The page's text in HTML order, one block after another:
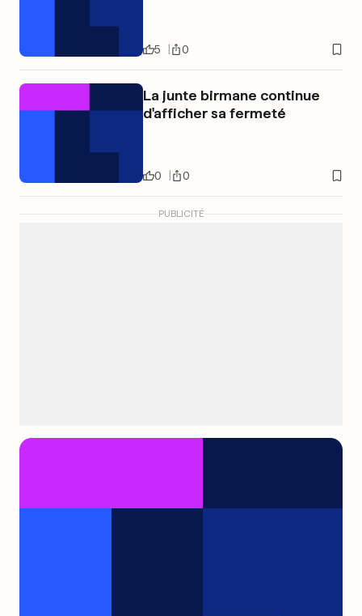
5 0
La junte birmane continue
d'afficher sa fermeté
0 0
PUBLICITÉ